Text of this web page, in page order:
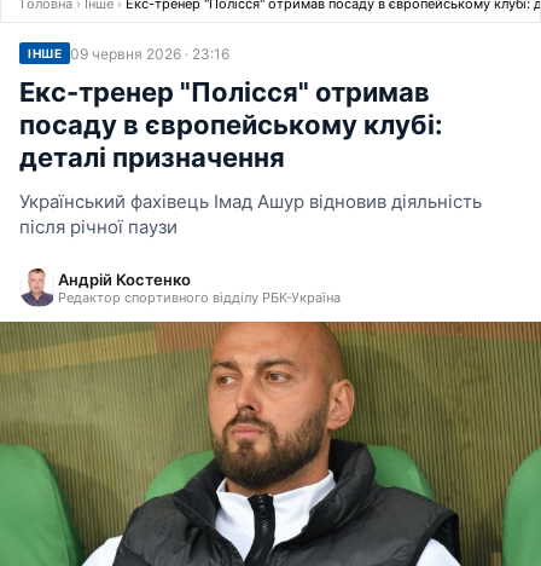
Головна › Інше › Екс-тренер "Полісся" отримав посаду в європейському клубі:
ІНШЕ 09 червня 2026 · 23:16
Екс-тренер "Полісся" отримав
посаду в європейському клубі:
деталі призначення
Український фахівець Імад Ашур відновив діяльність
після річної паузи
Андрій Костенко
Редактор спортивного відділу РБК-Україна